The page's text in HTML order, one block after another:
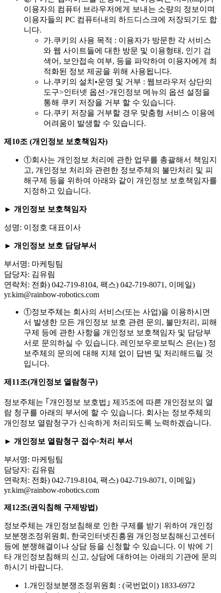
이용자의 컴퓨터 브라우저에게 보내는 소량의 정보이며
이용자들의 PC 컴퓨터내의 하드디스크에 저장되기도 합
니다.
가.쿠키의 사용 목적 : 이용자가 방문한 각 서비스
와 웹 사이트들에 대한 방문 및 이용형태, 인기 검
색어, 보안접속 여부, 등을 파악하여 이용자에게 최
적화된 정보 제공을 위해 사용됩니다.
나.쿠키의 설치•운영 및 거부 : 웹브라우저 상단의
도구>인터넷 옵션>개인정보 메뉴의 옵션 설정을
통해 쿠키 저장을 거부 할 수 있습니다.
다.쿠키 저장을 거부할 경우 맞춤형 서비스 이용에
어려움이 발생할 수 있습니다.
제10조 (개인정보 보호책임자)
①회사는 개인정보 처리에 관한 업무를 총괄해서 책임지
고, 개인정보 처리와 관련한 정보주체의 불만처리 및 피
해구제 등을 위하여 아래와 같이 개인정보 보호책임자를
지정하고 있습니다.
► 개인정보 보호책임자
성명: 이정호 대표이사
► 개인정보 보호 담당부서
부서명: 마케팅팀
담당자: 김유림
연락처: 전화) 042-719-8104, 팩스) 042-719-8071, 이메일)
yr.kim@rainbow-robotics.com
①정보주체는 회사의 서비스(또는 사업)을 이용하시면
서 발생한 모든 개인정보 보호 관련 문의, 불만처리, 피해
구제 등에 관한 사항을 개인정보 보호책임자 및 담당부
서로 문의하실 수 있습니다. 레인보우로보틱스 은(는) 정
보주체의 문의에 대해 지체 없이 답변 및 처리해드릴 것
입니다.
제11조(개인정보 열람청구)
정보주체는 ｢개인정보 보호법｣ 제35조에 따른 개인정보의 열
람 청구를 아래의 부서에 할 수 있습니다. 회사는 정보주체의
개인정보 열람청구가 신속하게 처리되도록 노력하겠습니다.
► 개인정보 열람청구 접수·처리 부서
부서명: 마케팅팀
담당자: 김유림
연락처: 전화) 042-719-8104, 팩스) 042-719-8071, 이메일)
yr.kim@rainbow-robotics.com
제12조(권익침해 구제방법)
정보주체는 개인정보침해로 인한 구제를 받기 위하여 개인정
보분쟁조정위원회, 한국인터넷진흥원 개인정보침해신고센터
등에 분쟁해결이나 상담 등을 신청할 수 있습니다. 이 밖에 기
타 개인정보침해의 신고, 상담에 대하여는 아래의 기관에 문의
하시기 바랍니다.
1.개인정보분쟁조정위원회 : (국번없이) 1833-6972